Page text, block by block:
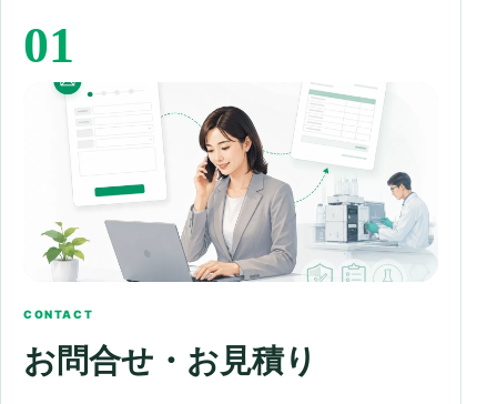
01
CONTACT
お問合せ・お見積り